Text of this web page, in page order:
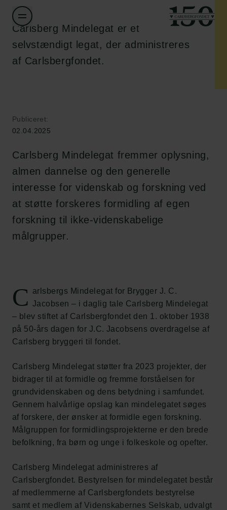
Carlsberg Mindelegat er et
selvstændigt legat, der administreres
af Carlsbergfondet.
Publiceret:
02.04.2025
Carlsberg Mindelegat fremmer oplysning,
almen dannelse og den generelle
interesse for videnskab og forskning ved
at støtte forskeres formidling af egen
forskning til ikke-videnskabelige
målgrupper.
C
arlsbergs Mindelegat for Brygger J. C.
Jacobsen – i daglig tale Carlsberg Mindelegat
– blev stiftet af Carlsbergfondet den 1. oktober 1938
på 50-års dagen for J.C. Jacobsens overdragelse af
Carlsberg bryggeri til fondet.
Carlsberg Mindelegat støtter fra 2023 projekter, der
bidrager til at formidle og fremme forståelsen for
grundvidenskaben og dens betydning i samfundet.
Gennem halvårlige opslag kan mindelegatet søges
af forskere, der ønsker at formidle egen forskning.
Målgruppen for formidlingsprojekterne er den brede
befolkning, fra børn og unge i folkeskole og opefter.
Carlsberg Mindelegat administreres af
Carlsbergfondet. Bestyrelsen for mindelegatet består
af medlemmerne af Carlsbergfondets bestyrelse
samt et medlem af Videnskabernes Selskab, udvalgt